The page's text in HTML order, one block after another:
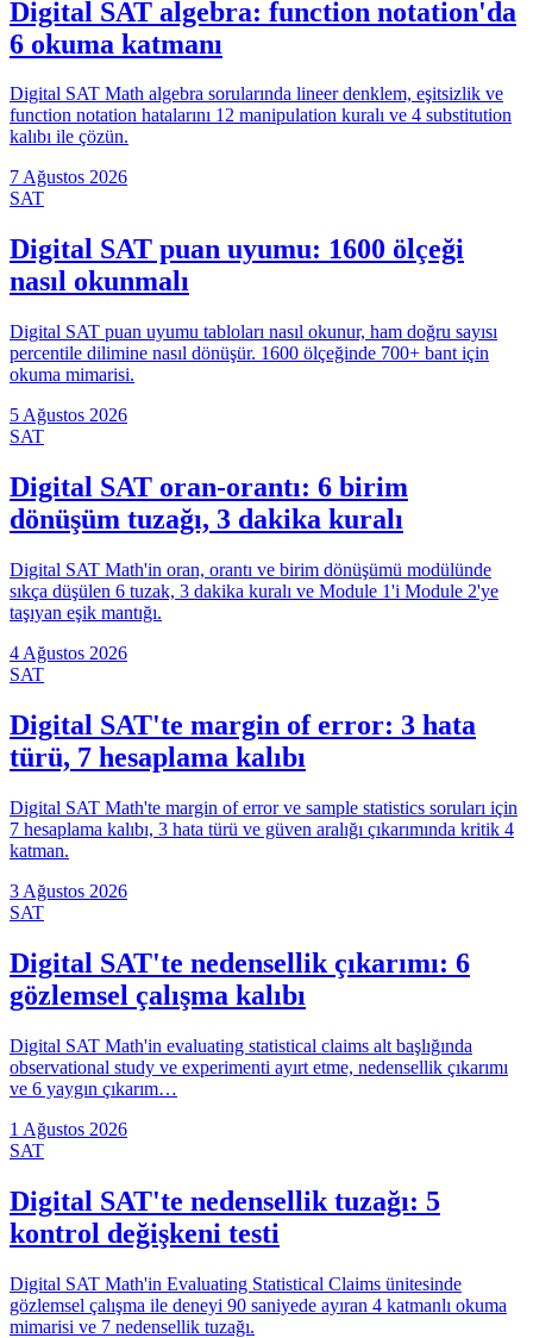
Digital SAT algebra: function notation'da
6 okuma katmanı
Digital SAT Math algebra sorularında lineer denklem, eşitsizlik ve
function notation hatalarını 12 manipulation kuralı ve 4 substitution
kalıbı ile çözün.
7 Ağustos 2026
SAT
Digital SAT puan uyumu: 1600 ölçeği
nasıl okunmalı
Digital SAT puan uyumu tabloları nasıl okunur, ham doğru sayısı
percentile dilimine nasıl dönüşür. 1600 ölçeğinde 700+ bant için
okuma mimarisi.
5 Ağustos 2026
SAT
Digital SAT oran-orantı: 6 birim
dönüşüm tuzağı, 3 dakika kuralı
Digital SAT Math'in oran, orantı ve birim dönüşümü modülünde
sıkça düşülen 6 tuzak, 3 dakika kuralı ve Module 1'i Module 2'ye
taşıyan eşik mantığı.
4 Ağustos 2026
SAT
Digital SAT'te margin of error: 3 hata
türü, 7 hesaplama kalıbı
Digital SAT Math'te margin of error ve sample statistics soruları için
7 hesaplama kalıbı, 3 hata türü ve güven aralığı çıkarımında kritik 4
katman.
3 Ağustos 2026
SAT
Digital SAT'te nedensellik çıkarımı: 6
gözlemsel çalışma kalıbı
Digital SAT Math'in evaluating statistical claims alt başlığında
observational study ve experimenti ayırt etme, nedensellik çıkarımı
ve 6 yaygın çıkarım…
1 Ağustos 2026
SAT
Digital SAT'te nedensellik tuzağı: 5
kontrol değişkeni testi
Digital SAT Math'in Evaluating Statistical Claims ünitesinde
gözlemsel çalışma ile deneyi 90 saniyede ayıran 4 katmanlı okuma
mimarisi ve 7 nedensellik tuzağı.